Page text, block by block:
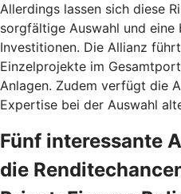
Allerdings lassen sich diese
sorgfältige Auswahl und eine
Investitionen. Die Allianz
Einzelprojekte im
Anlagen. Zudem verfügt die
Expertise bei der Auswahl
Fünf interessante
die